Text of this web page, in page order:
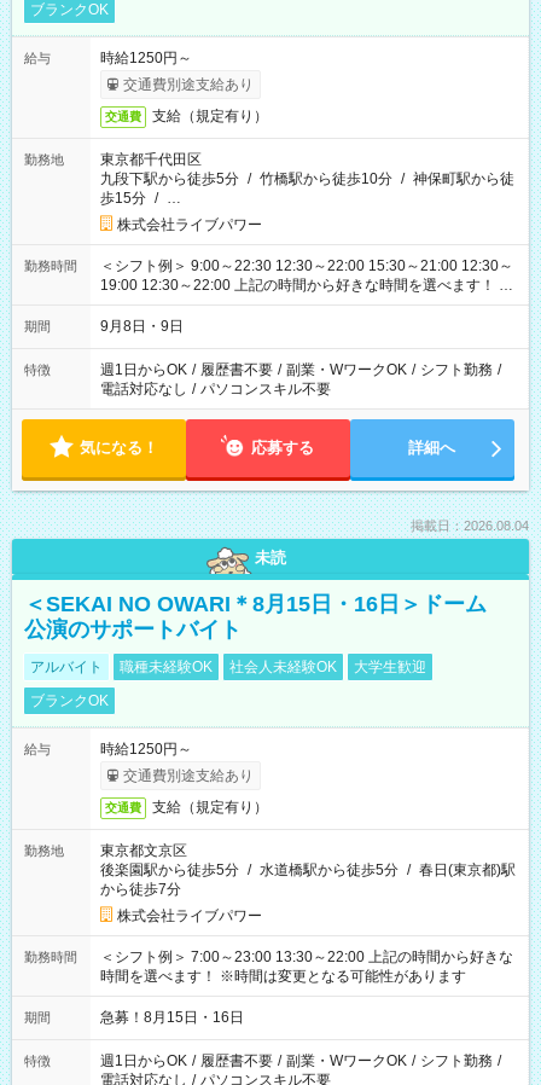
ブランクOK
給与
時給1250円～
交通費別途支給あり
交通費 支給（規定有り）
勤務地
東京都千代田区
九段下駅から徒歩5分 / 竹橋駅から徒歩10分 / 神保町駅から徒
歩15分 / …
株式会社ライブパワー
勤務時間
＜シフト例＞ 9:00～22:30 12:30～22:00 15:30～21:00 12:30～
19:00 12:30～22:00 上記の時間から好きな時間を選べます！ ※
時間は変更となる可能性があります
期間 9月8日・9日
特徴 週1日からOK / 履歴書不要 / 副業・WワークOK / シフト勤務 /
電話対応なし / パソコンスキル不要
気になる！ 応募する 詳細へ
掲載日：2026.08.04
未読
＜SEKAI NO OWARI＊8月15日・16日＞ドーム
公演のサポートバイト
アルバイト 職種未経験OK 社会人未経験OK
大学生歓迎
ブランクOK
給与
時給1250円～
交通費別途支給あり
交通費 支給（規定有り）
勤務地
東京都文京区
後楽園駅から徒歩5分 / 水道橋駅から徒歩5分 / 春日(東京都)駅
から徒歩7分
株式会社ライブパワー
勤務時間
＜シフト例＞ 7:00～23:00 13:30～22:00 上記の時間から好きな
時間を選べます！ ※時間は変更となる可能性があります
期間 急募！8月15日・16日
特徴 週1日からOK / 履歴書不要 / 副業・WワークOK / シフト勤務 /
電話対応なし / パソコンスキル不要